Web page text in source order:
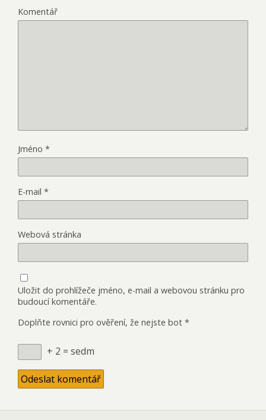
Komentář
Jméno *
E-mail *
Webová stránka
Uložit do prohlížeče jméno, e-mail a webovou stránku pro
budoucí komentáře.
Doplňte rovnici pro ověření, že nejste bot *
+ 2 = sedm